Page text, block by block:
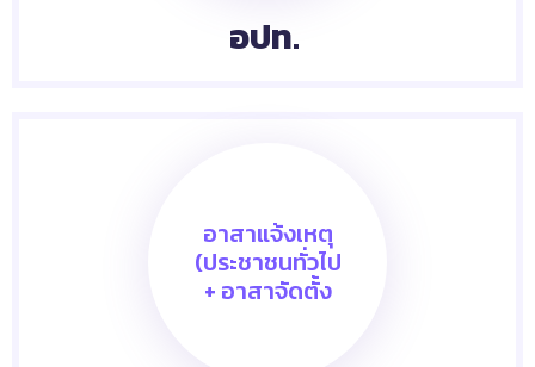
อปท.
อาสาแจ้งเหตุ
(ประชาชนทั่วไป
+ อาสาจัดตั้ง